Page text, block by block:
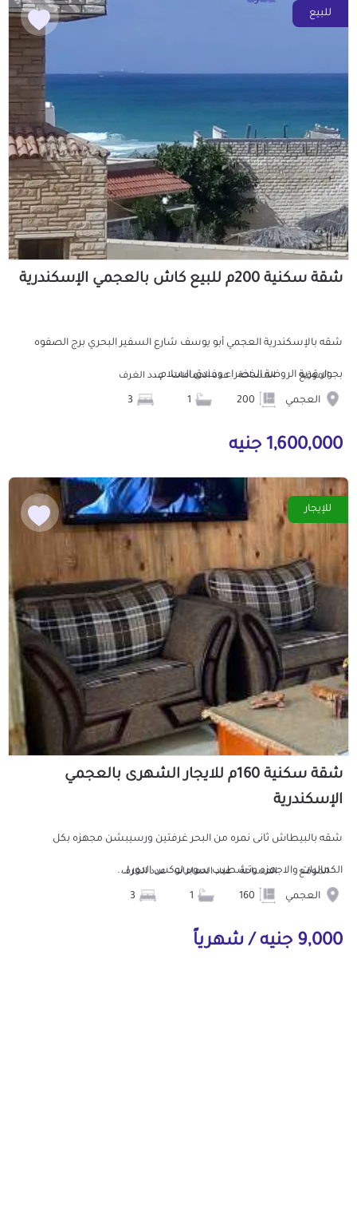
للبيع
شقة سكنية 200م للبيع كاش بالعجمي الإسكندرية
شقه بالإسكندرية العجمي أبو يوسف شارع السفير البحري برج الصفوه
بجوار قرية الروضة الخضراء وفندق السلام...
الموقع
العجمي
المساحة عدد الحمامات عدد الغرف
1,600,000 جنيه
للإيجار
شقة سكنية 160م للايجار الشهرى بالعجمي
الإسكندرية
شقه بالبيطاش ثانى نمره من البحر غرفتين ورسيبشن مجهزه بكل
الكماليات والاجهزه وتشطيب سوبر لوكس الدور ا...
الموقع
العجمي
المساحة عدد الحمامات عدد الغرف
9,000 جنيه / شهرياً